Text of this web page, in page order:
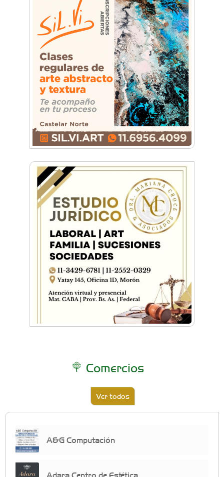
Comercios
Ver todos
A&G Computación
Adara Centro de Estética